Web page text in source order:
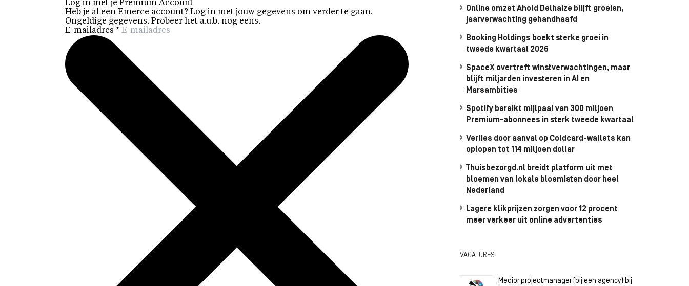
Log in met je Premium Account
Heb je al een Emerce account? Log in met jouw gegevens om verder te gaan.
Ongeldige gegevens. Probeer het a.u.b. nog eens.
E-mailadres *
Online omzet Ahold Delhaize blijft groeien,
jaarverwachting gehandhaafd
Booking Holdings boekt sterke groei in
tweede kwartaal 2026
SpaceX overtreft winstverwachtingen, maar
blijft miljarden investeren in AI en
Marsambities
Spotify bereikt mijlpaal van 300 miljoen
Premium-abonnees in sterk tweede kwartaal
Verlies door aanval op Coldcard-wallets kan
oplopen tot 114 miljoen dollar
Thuisbezorgd.nl breidt platform uit met
bloemen van lokale bloemisten door heel
Nederland
Lagere klikprijzen zorgen voor 12 procent
meer verkeer uit online advertenties
VACATURES
Medior projectmanager (bij een agency) bij